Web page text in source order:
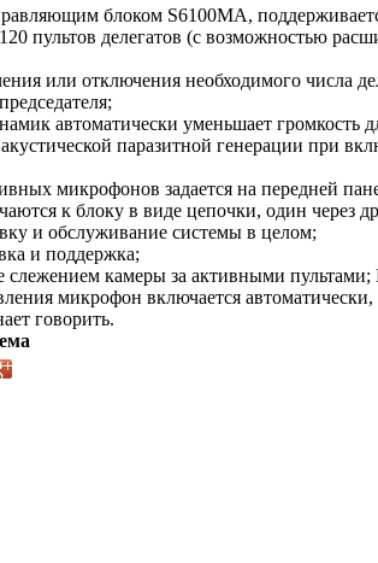
блоком S6100MA,
пультов делегатов (с возможностью
или отключения необходимого числа
автоматически уменьшает громкость
паразитной генерации при
микрофонов задается на передней
к блоку в виде цепочки, один через
и обслуживание системы в целом;
и поддержка;
слежением камеры за активными
микрофон включается автоматически,
говорить.